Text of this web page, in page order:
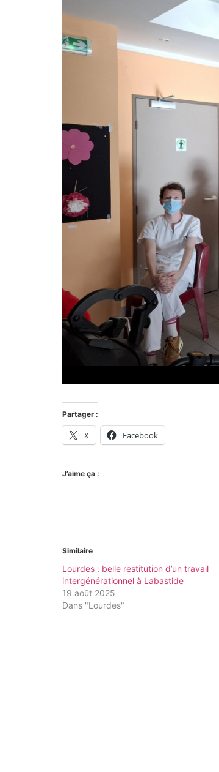
Partager :
X Facebook
J’aime ça :
Similaire
Lourdes : belle restitution d’un travail
intergénérationnel à Labastide
19 août 2025
Dans "Lourdes"